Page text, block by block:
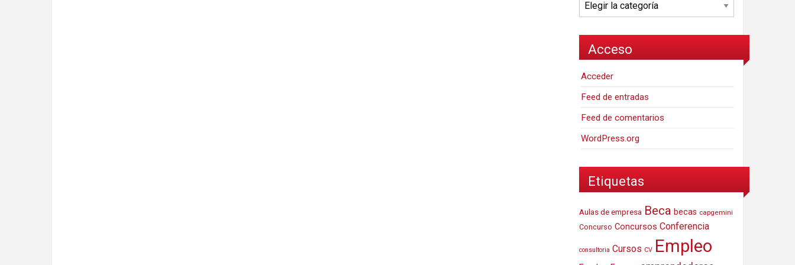
Acceso
Acceder
Feed de entradas
Feed de comentarios
WordPress.org
Etiquetas
Aulas de empresa Beca becas capgemini
Concurso Concursos Conferencia
consultoria Cursos CV Empleo